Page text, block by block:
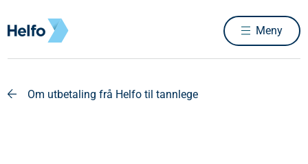
Meny
Om utbetaling frå Helfo til tannlege